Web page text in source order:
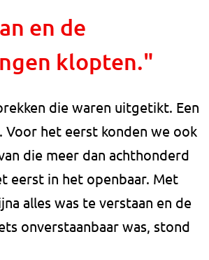
en de
klopten."
die waren uitgetikt. Een
Voor het eerst konden we ook
die meer dan achthonderd
eerst in het openbaar. Met
alles was te verstaan en de
onverstaanbaar was, stond